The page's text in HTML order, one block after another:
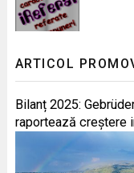
ARTICOL
Bilanț 2025:
raportează creștere